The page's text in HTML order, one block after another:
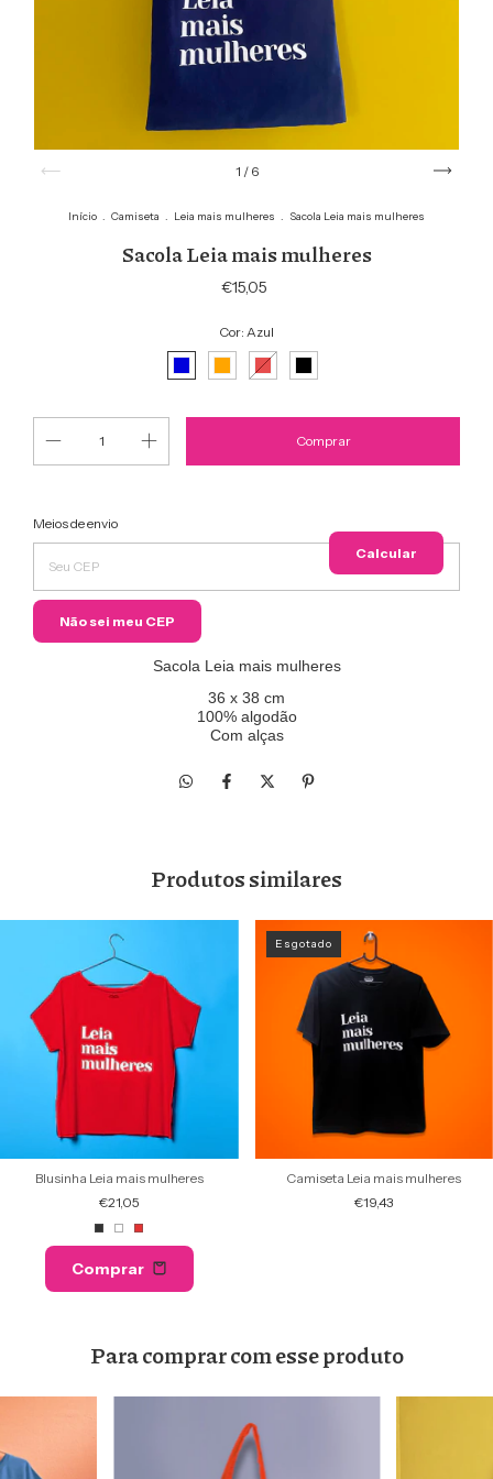
1 / 6
Início . Camiseta . Leia mais mulheres . Sacola Leia mais mulheres
Sacola Leia mais mulheres
€15,05
Cor: Azul
Entregas para o CEP:
Alterar
CEP
Meios de envio
Calcular
Não sei meu CEP
Sacola Leia mais mulheres
36 x 38 cm
100% algodão
Com alças
Produtos similares
Blusinha Leia mais mulheres
€21,05
Comprar
Esgotado
Camiseta Leia mais mulheres
€19,43
Para comprar com esse produto